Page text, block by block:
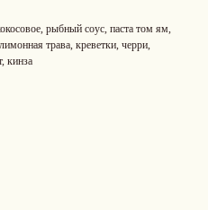
рыбный соус, паста том ям,
трава, креветки, черри,
кинза